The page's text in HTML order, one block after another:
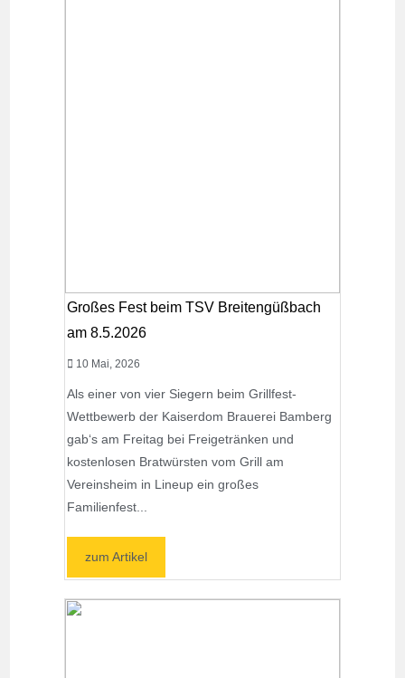
Großes Fest beim TSV Breitengüßbach
am 8.5.2026
10 Mai, 2026
Als einer von vier Siegern beim Grillfest-
Wettbewerb der Kaiserdom Brauerei Bamberg
gab‘s am Freitag bei Freigetränken und
kostenlosen Bratwürsten vom Grill am
Vereinsheim in Lineup ein großes
Familienfest...
zum Artikel